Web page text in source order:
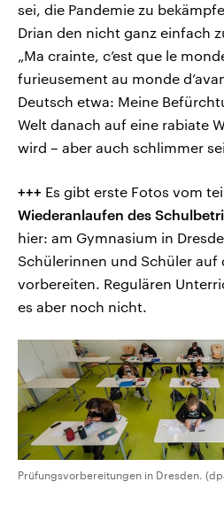
sei, die Pandemie zu
Drian den nicht ganz einfach
„Ma crainte, c’est que le
furieusement au monde
Deutsch etwa: Meine
Welt danach auf eine rabiate
wird – aber auch schlimmer
+++ Es gibt erste Fotos vom
Wiederanlaufen des
hier: am Gymnasium in
Schülerinnen und Schüler
vorbereiten. Regulären
es aber noch nicht.
Prüfungsvorbereitungen in Dresden.